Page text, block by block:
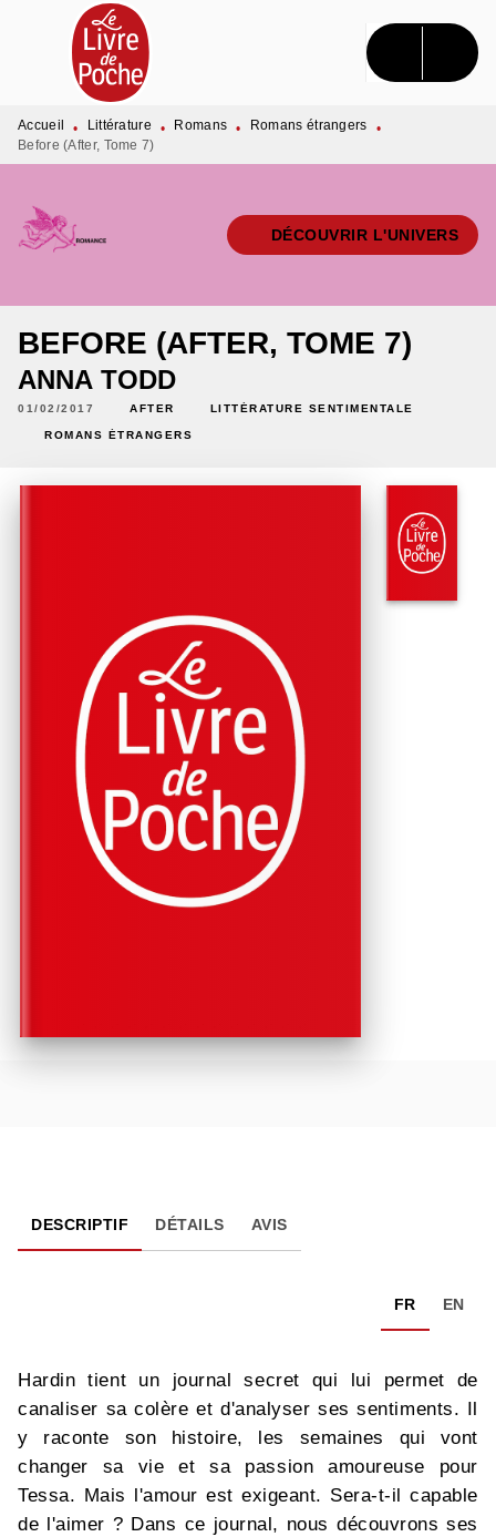
MENU RECHERCHE CONTENU
PIED DE PAGE
Accueil • Littérature • Romans • Romans étrangers
•
Before (After, Tome 7)
DÉCOUVRIR L'UNIVERS
BEFORE (AFTER, TOME 7)
ANNA TODD
01/02/2017 AFTER LITTÉRATURE SENTIMENTALE
ROMANS ÉTRANGERS
DESCRIPTIF DÉTAILS AVIS
FR EN
Hardin tient un journal secret qui lui permet de
canaliser sa colère et d'analyser ses sentiments. Il
y raconte son histoire, les semaines qui vont
changer sa vie et sa passion amoureuse pour
Tessa. Mais l'amour est exigeant. Sera-t-il capable
de l'aimer ? Dans ce journal, nous découvrons ses